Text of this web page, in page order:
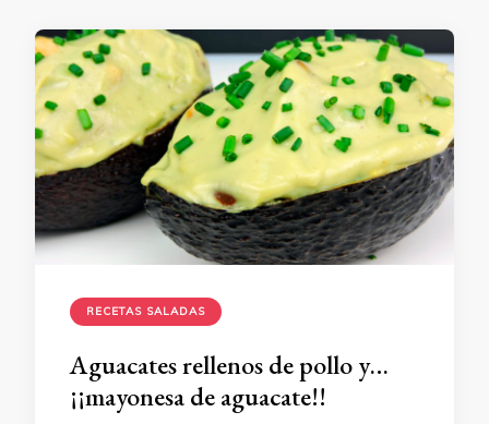
RECETAS SALADAS
Aguacates rellenos de pollo y…
¡¡mayonesa de aguacate!!